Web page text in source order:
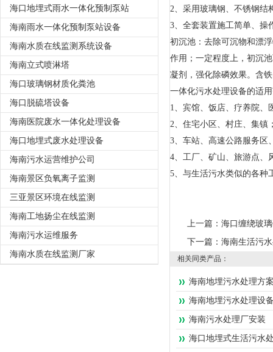
海口地埋式雨水一体化预制泵站
海南雨水一体化预制泵站设备
海南水质在线监测系统设备
海南立式喷淋塔
海口玻璃钢材质化粪池
海口脱硫塔设备
海南医院废水一体化处理设备
海口地埋式废水处理设备
海南污水运营维护公司
海南景区负氧离子监测
三亚景区环境在线监测
海南工地扬尘在线监测
海南污水运维服务
海南水质在线监测厂家
2、采用玻璃钢、不锈钢结
3、全套装置施工简单、操
初沉池：去除可沉物和漂
作用；一定程度上，初沉
凝剂，强化除磷效果。含
一体化污水处理设备的适
1、宾馆、饭店、疗养院、
2、住宅小区、村庄、集镇
3、车站、高速公路服务区
4、工厂、矿山、旅游点、
5、与生活污水类似的各种
上一篇： 海口缠绕玻
下一篇： 海南生活污
相关同类产品：
海南地埋污水处理方
海南地埋污水处理设
海南污水处理厂安装
海口地埋式生活污水